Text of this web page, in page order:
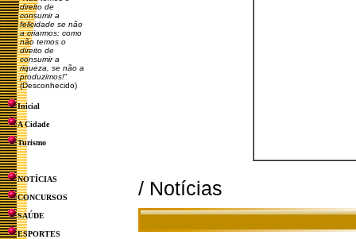
direito de
consumir a
felicidade se não
a criarmos: como
não temos o
direito de
consumir a
riqueza, se não a
produzimos!"
(Desconhecido)
Inicial
A Cidade
Turismo
NOTÍCIAS
CONCURSOS
SAÚDE
ESPORTES
/ Notícias